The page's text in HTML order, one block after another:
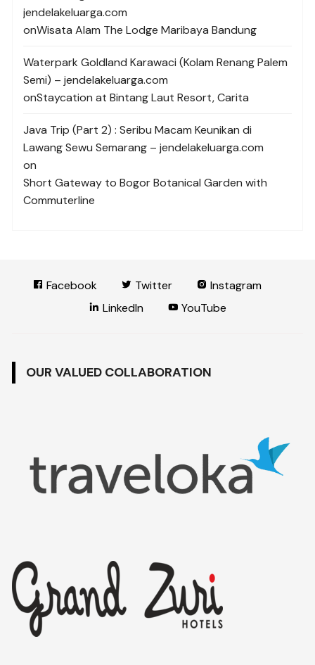
jendelakeluarga.com
onWisata Alam The Lodge Maribaya Bandung
Waterpark Goldland Karawaci (Kolam Renang Palem
Semi) – jendelakeluarga.com
onStaycation at Bintang Laut Resort, Carita
Java Trip (Part 2) : Seribu Macam Keunikan di
Lawang Sewu Semarang – jendelakeluarga.com
on
Short Gateway to Bogor Botanical Garden with
Commuterline
Facebook Twitter
Instagram
LinkedIn
YouTube
OUR VALUED COLLABORATION